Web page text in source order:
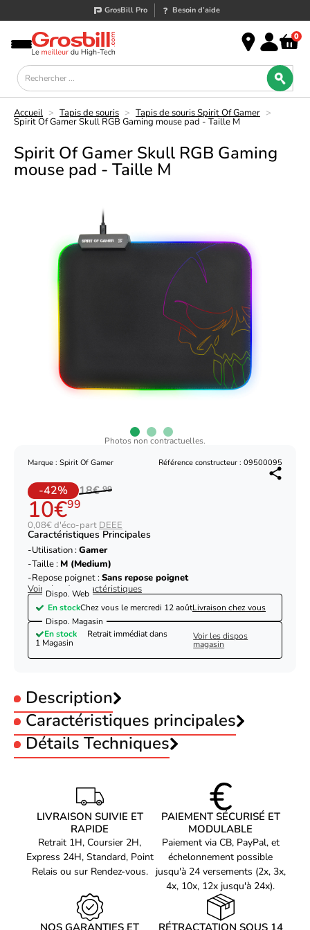
GrosBill Pro Besoin d’aide
0
Accueil > Tapis de souris > Tapis de souris Spirit Of Gamer >
Spirit Of Gamer Skull RGB Gaming mouse pad - Taille M
Spirit Of Gamer Skull RGB Gaming
mouse pad - Taille M
Photos non contractuelles.
Marque : Spirit Of Gamer Référence constructeur : 09500095
-42% 18€ 99
10€99
0,08€ d'éco-part DEEE
Caractéristiques Principales
Utilisation :Gamer
Taille : M (Medium)
Repose poignet :Sans repose poignet
Voir plus de caractéristiques
Dispo. Web
En stockChez vous le mercredi 12 aoûtLivraison chez vous
Dispo. Magasin
En stock
Retrait immédiat dans
1 Magasin
Voir les dispos
magasin
Description
Spirit Of Gamer Skull RGB Gaming mouse pad -
Taille M
Profitez d’untapis de souris au design gamerincontestable
pour retranscrire au mieux vos mouvements de souris dans vos
jeux de dernière génération préférés. Les tapis de souris
confèrent un confort incontestable pour la manipulation d’une
souris d’ordinateur surtout dans un contexte de gaming. Le tapis
Spirit of Gamer
SKULL RGB ne déroge pas à la règle.
Caractéristiques principales
Utilisation :Gamer
Taille :M (Medium)
Détails Techniques
Coloration de surface
Matériel
Tissu, Caoutchouc
Tapis de souris de jeu
Oui
Repose-poignets
Non
Rétroéclairage à LED
LIVRAISON SUIVIE ET
RAPIDE
Retrait 1H, Coursier 2H,
Express 24H, Standard, Point
Relais ou sur Rendez-vous.
PAIEMENT SÉCURISÉ ET
MODULABLE
Paiement via CB, PayPal, et
échelonnement possible
jusqu'à 24 versements (2x, 3x,
4x, 10x, 12x jusqu'à 24x).
NOS GARANTIES ET
RÉTRACTATION SOUS 14